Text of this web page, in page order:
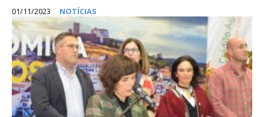
01/11/2023 NOTÍCIAS